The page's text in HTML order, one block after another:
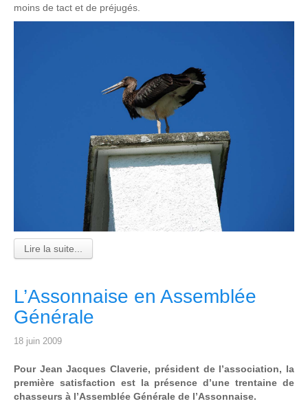
moins de tact et de préjugés.
Lire la suite...
L’Assonnaise en Assemblée
Générale
18 juin 2009
Pour Jean Jacques Claverie, président de l’association, la
première satisfaction est la présence d’une trentaine de
chasseurs à l’Assemblée Générale de l’Assonnaise.